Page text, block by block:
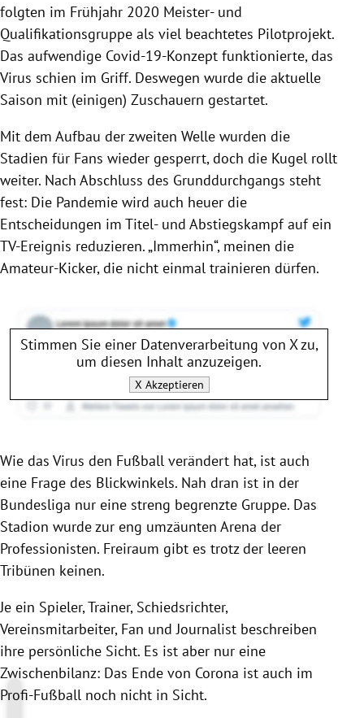
folgten im Frühjahr 2020 Meister- und
Qualifikationsgruppe als viel beachtetes Pilotprojekt.
Das aufwendige Covid-19-Konzept funktionierte, das
Virus schien im Griff. Deswegen wurde die aktuelle
Saison mit (einigen) Zuschauern gestartet.
Mit dem Aufbau der zweiten Welle wurden die
Stadien für Fans wieder gesperrt, doch die Kugel rollt
weiter. Nach Abschluss des Grunddurchgangs steht
fest: Die Pandemie wird auch heuer die
Entscheidungen im Titel- und Abstiegskampf auf ein
TV-Ereignis reduzieren. „Immerhin“, meinen die
Amateur-Kicker, die nicht einmal trainieren dürfen.
Stimmen Sie einer Datenverarbeitung von Xzu,
um diesen Inhalt anzuzeigen.
X Akzeptieren
Wie das Virus den Fußball verändert hat, ist auch
eine Frage des Blickwinkels. Nah dran ist in der
Bundesliga nur eine streng begrenzte Gruppe. Das
Stadion wurde zur eng umzäunten Arena der
Professionisten. Freiraum gibt es trotz der leeren
Tribünen keinen.
Je ein Spieler, Trainer, Schiedsrichter,
Vereinsmitarbeiter, Fan und Journalist beschreiben
ihre persönliche Sicht. Es ist aber nur eine
Zwischenbilanz: Das Ende von Corona ist auch im
Profi-Fußball noch nicht in Sicht.